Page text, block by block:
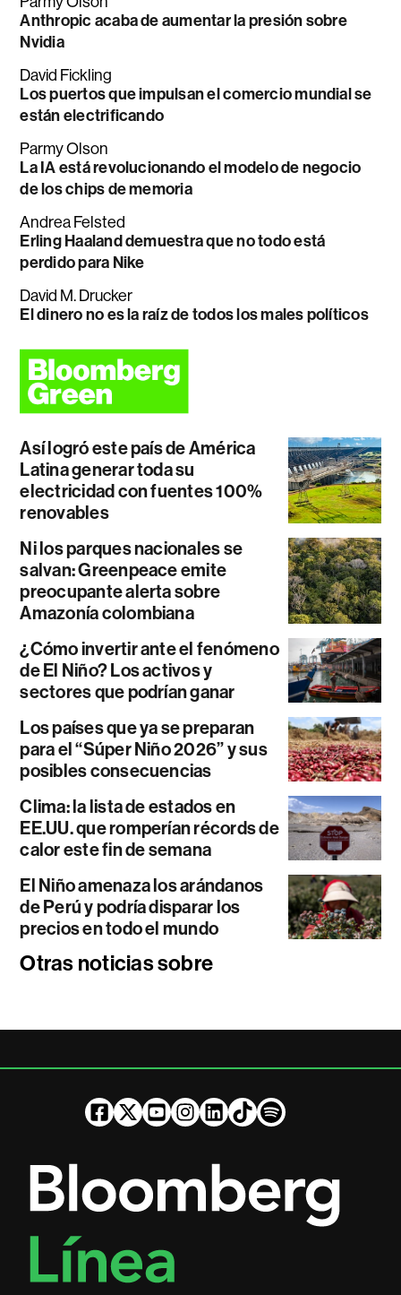
Anthropic acaba de aumentar la presión sobre
Nvidia
David Fickling
Los puertos que impulsan el comercio mundial se
están electrificando
Parmy Olson
La IA está revolucionando el modelo de negocio
de los chips de memoria
Andrea Felsted
Erling Haaland demuestra que no todo está
perdido para Nike
David M. Drucker
El dinero no es la raíz de todos los males políticos
Así logró este país de América
Latina generar toda su
electricidad con fuentes 100%
renovables
Ni los parques nacionales se
salvan: Greenpeace emite
preocupante alerta sobre
Amazonía colombiana
¿Cómo invertir ante el fenómeno
de El Niño? Los activos y
sectores que podrían ganar
Los países que ya se preparan
para el “Súper Niño 2026” y sus
posibles consecuencias
Clima: la lista de estados en
EE.UU. que romperían récords de
calor este fin de semana
El Niño amenaza los arándanos
de Perú y podría disparar los
precios en todo el mundo
Otras noticias sobre